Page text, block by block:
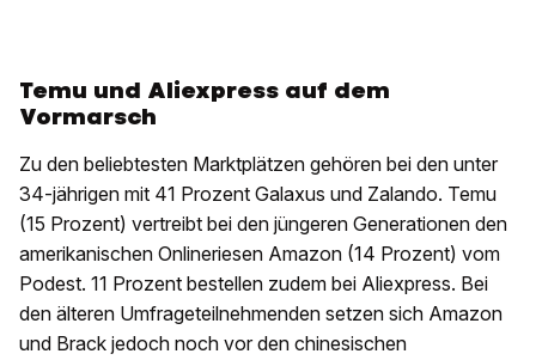
Temu und Aliexpress auf dem
Vormarsch
Zu den beliebtesten Marktplätzen gehören bei den unter
34-jährigen mit 41 Prozent Galaxus und Zalando. Temu
(15 Prozent) vertreibt bei den jüngeren Generationen den
amerikanischen Onlineriesen Amazon (14 Prozent) vom
Podest. 11 Prozent bestellen zudem bei Aliexpress. Bei
den älteren Umfrageteilnehmenden setzen sich Amazon
und Brack jedoch noch vor den chinesischen